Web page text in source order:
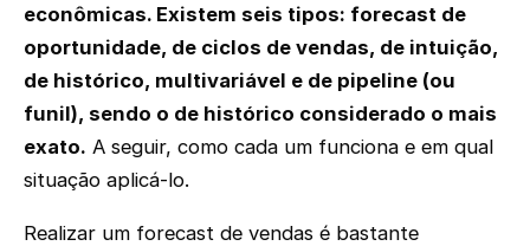
econômicas. Existem seis tipos: forecast de
oportunidade, de ciclos de vendas, de intuição,
de histórico, multivariável e de pipeline (ou
funil), sendo o de histórico considerado o mais
exato. A seguir, como cada um funciona e em qual
situação aplicá-lo.
Realizar um forecast de vendas é bastante